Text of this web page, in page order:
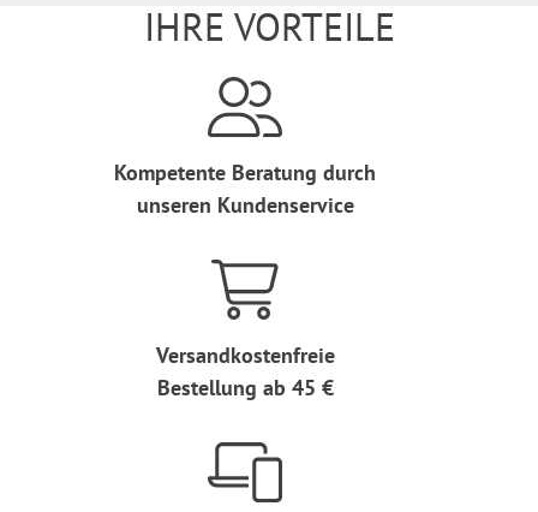
IHRE VORTEILE
Kompetente Beratung durch
unseren Kundenservice
Versandkostenfreie
Bestellung ab 45 €